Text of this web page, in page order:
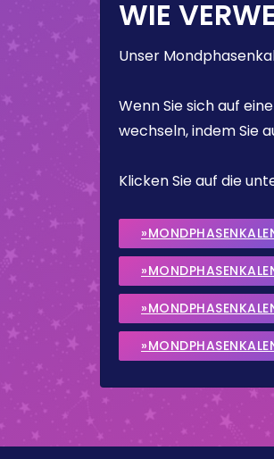
WIE
Unser
Wenn Sie sich auf
wechseln, indem Sie
Klicken Sie auf die